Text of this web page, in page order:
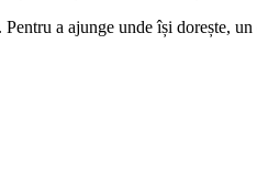
a ajunge unde își dorește, un